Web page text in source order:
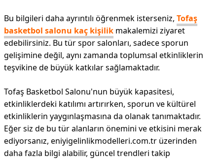
Bu bilgileri daha ayrıntılı öğrenmek isterseniz, Tofaş
basketbol salonu kaç kişilik makalemizi ziyaret
edebilirsiniz. Bu tür spor salonları, sadece sporun
gelişimine değil, aynı zamanda toplumsal etkinliklerin
teşvikine de büyük katkılar sağlamaktadır.
Tofaş Basketbol Salonu'nun büyük kapasitesi,
etkinliklerdeki katılımı artırırken, sporun ve kültürel
etkinliklerin yaygınlaşmasına da olanak tanımaktadır.
Eğer siz de bu tür alanların önemini ve etkisini merak
ediyorsanız, eniyigelinlikmodelleri.com.tr üzerinden
daha fazla bilgi alabilir, güncel trendleri takip